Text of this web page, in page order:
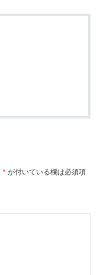
* が付いている欄は必須項